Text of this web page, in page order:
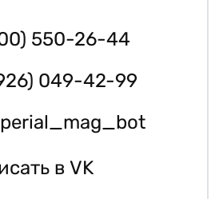
550-26-44
049-42-99
в VK